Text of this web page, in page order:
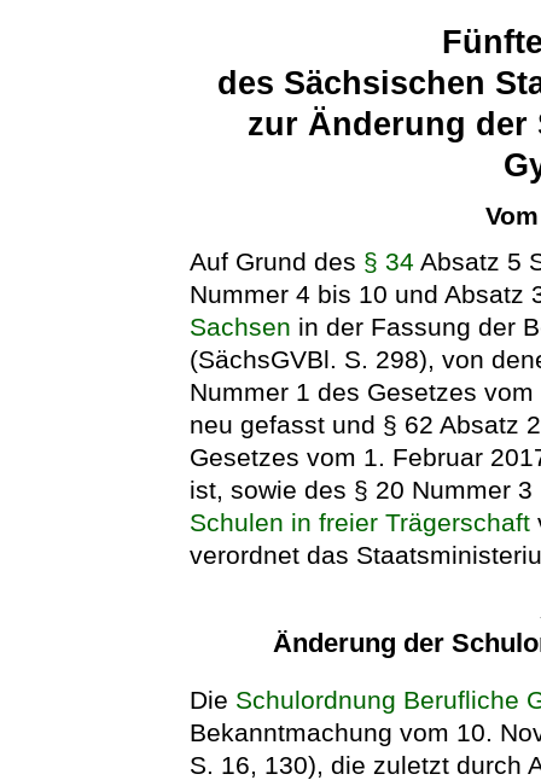
des Sächsischen
zur Änderung
Auf Grund des § 34 Absatz 5
Nummer 4 bis 10 und Absatz
Sachsen in der Fassung der
(SächsGVBl. S. 298), von
Nummer 1 des Gesetzes
neu gefasst und § 62 Absatz
Gesetzes vom 1. Februar
ist, sowie des § 20 Nummer
Schulen in freier Trägerschaft
verordnet das
Änderung der
Die Schulordnung Berufliche
Bekanntmachung vom 10.
S. 16, 130), die zuletzt durch